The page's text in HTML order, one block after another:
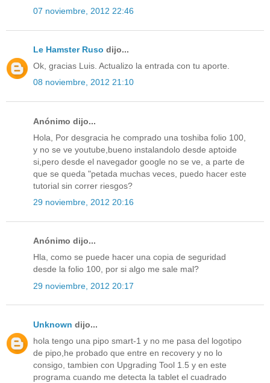
07 noviembre, 2012 22:46
Le Hamster Ruso dijo...
Ok, gracias Luis. Actualizo la entrada con tu aporte.
08 noviembre, 2012 21:10
Anónimo dijo...
Hola, Por desgracia he comprado una toshiba folio 100,
y no se ve youtube,bueno instalandolo desde aptoide
si,pero desde el navegador google no se ve, a parte de
que se queda "petada muchas veces, puedo hacer este
tutorial sin correr riesgos?
29 noviembre, 2012 20:16
Anónimo dijo...
Hla, como se puede hacer una copia de seguridad
desde la folio 100, por si algo me sale mal?
29 noviembre, 2012 20:17
Unknown dijo...
hola tengo una pipo smart-1 y no me pasa del logotipo
de pipo,he probado que entre en recovery y no lo
consigo, tambien con Upgrading Tool 1.5 y en este
programa cuando me detecta la tablet el cuadrado